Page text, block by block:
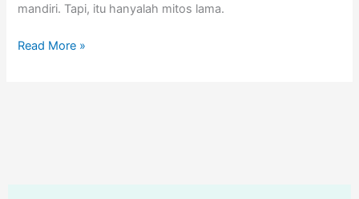
mandiri. Tapi, itu hanyalah mitos lama.
Read More »